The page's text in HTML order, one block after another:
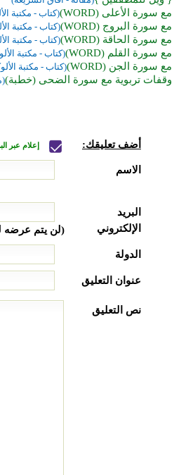
مع سورة الأعلى (WORD) (كتاب - مكتبة
مع سورة البروج (WORD) (كتاب - مكتبة
مع سورة الحاقة (WORD) (كتاب - مكتبة
مع سورة القلم (WORD) (كتاب - مكتبة
مع سورة الجن (WORD) (كتاب - مكتبة
وقفات تربوية مع سورة الضحى (خطبة)
أضف تعليقك: إعلام عبر
الاسم
البريد
الإلكتروني
(لن يتم عرضه
الدولة
عنوان التعليق
نص التعليق